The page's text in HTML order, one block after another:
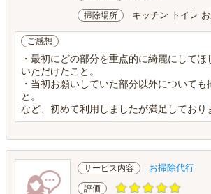
掃除場所 キッチン トイレ
ご感想
・最初にどの部分を重点的に綺麗にして
いただけたこと。
・当初お願いしていた部分以外についても
と。
など、初めて利用しましたが満足しており
サービス内容 お掃除代行
評価